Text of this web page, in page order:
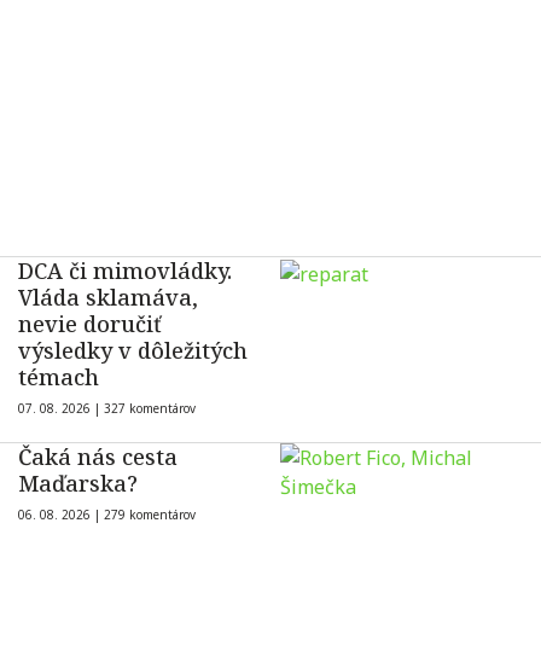
DCA či mimovládky.
Vláda sklamáva,
nevie doručiť
výsledky v dôležitých
témach
07. 08. 2026 | 327 komentárov
Čaká nás cesta
Maďarska?
06. 08. 2026 | 279 komentárov